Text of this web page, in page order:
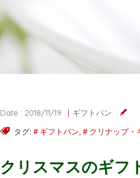
Date : 2018/11/19
ギフトパン
タグ:
ギフトパン クリナップ・
クリスマスのギフ